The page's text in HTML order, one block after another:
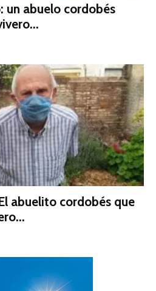
un abuelo cordobés
abuelito cordobés que